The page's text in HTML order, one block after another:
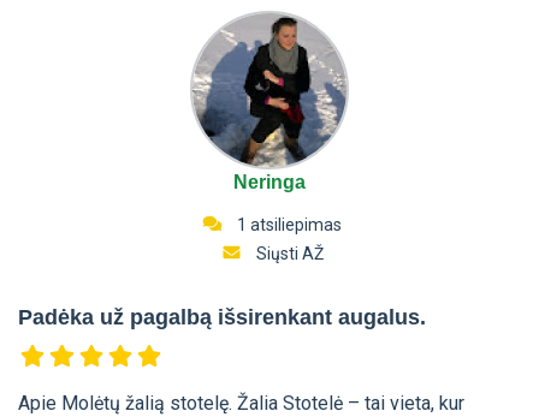
Neringa
1 atsiliepimas
Siųsti AŽ
Padėka už pagalbą išsirenkant augalus.
Apie Molėtų žalią stotelę. Žalia Stotelė – tai vieta, kur